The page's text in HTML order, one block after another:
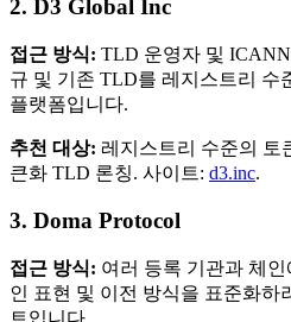
2. D3 Global Inc
접근 방식: TLD 운영자 및
규 및 기존 TLD를 레지스트리 수
플랫폼입니다.
추천 대상: 레지스트리 수준의 토
큰화 TLD 론칭. 사이트: d3.inc.
3. Doma Protocol
접근 방식: 여러 등록 기관과 체
인 표현 및 이전 방식을 표준화하